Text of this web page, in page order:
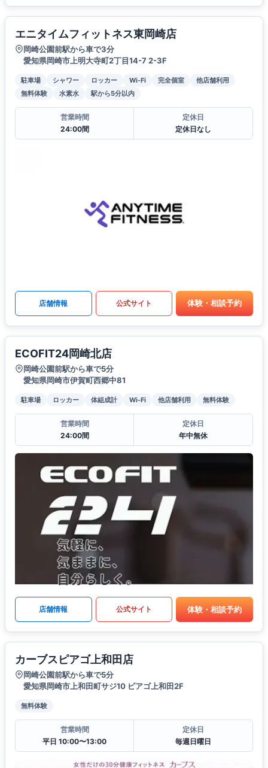
エニタイムフィットネス東岡崎店
岡崎公園前駅から車で3分
愛知県岡崎市上明大寺町2丁目14-7 2-3F
駐車場 シャワー ロッカー Wi-Fi 完全個室
他店舗利用
無料体験
水素水 駅から5分以内
営業時間
24:00間
定休日
定休日なし
店舗情報 公式サイト 体験・相談予約
ECOFIT24岡崎北店
岡崎公園前駅から車で5分
愛知県岡崎市伊賀町西郷中81
駐車場 ロッカー 体組成計 Wi-Fi 他店舗利用 無料体験
営業時間
24:00間
定休日
年中無休
店舗情報 公式サイト 体験・相談予約
カーブスピアゴ上和田店
岡崎公園前駅から車で5分
愛知県岡崎市上和田町サジ10 ピアゴ上和田2F
無料体験
営業時間
平日 10:00〜13:00
定休日
毎週日曜日